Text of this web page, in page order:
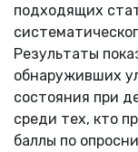
подходящих
Результаты
обнаруживших
состояния при
среди тех, кто
баллы по